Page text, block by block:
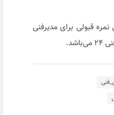
قبولی برای مدیرفنی